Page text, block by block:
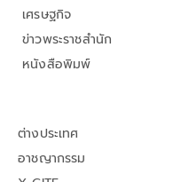
เศรษฐกิจ
ข่าวพระราชสำนัก
หนังสือพิมพ์
ต่างประเทศ
อาชญากรรม